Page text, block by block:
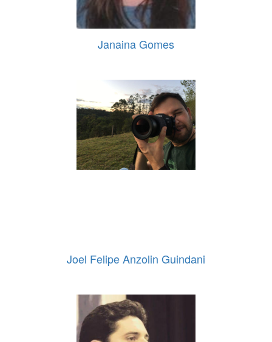
Janaina Gomes
Joel Felipe Anzolin Guindani